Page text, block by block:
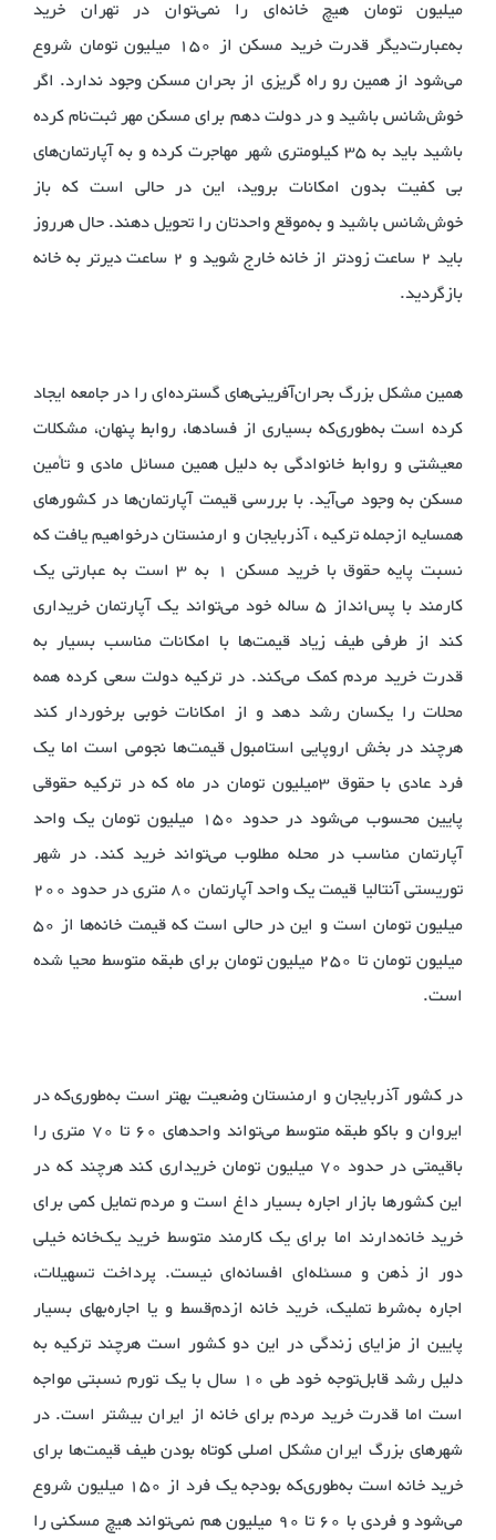
میلیون تومان هیچ خانه‌ای را نمی‌توان در تهران خرید
به‌عبارت‌دیگر قدرت خرید مسکن از 150 میلیون تومان شروع
می‌شود از همین رو راه گریزی از بحران مسکن وجود ندارد. اگر
خوش‌شانس باشید و در دولت دهم برای مسکن مهر ثبت‌نام کرده
باشید باید به 35 کیلومتری شهر مهاجرت کرده و به آپارتمان‌های
بی کفیت بدون امکانات بروید، این در حالی است که باز
خوش‌شانس باشید و به‌موقع واحدتان را تحویل دهند. حال هرروز
باید 2 ساعت زودتر از خانه خارج شوید و 2 ساعت دیرتر به خانه
بازگردید.
همین مشکل بزرگ بحران‌آفرینی‌های گسترده‌ای را در جامعه ایجاد
کرده است به‌طوری‌که بسیاری از فسادها، روابط پنهان، مشکلات
معیشتی و روابط خانوادگی به دلیل همین مسائل مادی و تأمین
مسکن به وجود می‌آید. با بررسی قیمت آپارتمان‌ها در کشورهای
همسایه ازجمله ترکیه ، آذربایجان و ارمنستان درخواهیم یافت که
نسبت پایه حقوق با خرید مسکن 1 به 3 است به عبارتی یک
کارمند با پس‌انداز 5 ساله خود می‌تواند یک آپارتمان خریداری
کند از طرفی طیف زیاد قیمت‌ها با امکانات مناسب بسیار به
قدرت خرید مردم کمک می‌کند. در ترکیه دولت سعی کرده همه
محلات را یکسان رشد دهد و از امکانات خوبی برخوردار کند
هرچند در بخش اروپایی استامبول قیمت‌ها نجومی است اما یک
فرد عادی با حقوق 3میلیون تومان در ماه که در ترکیه حقوقی
پایین محسوب می‌شود در حدود 150 میلیون تومان یک واحد
آپارتمان مناسب در محله مطلوب می‌تواند خرید کند. در شهر
توریستی آنتالیا قیمت یک واحد آپارتمان 80 متری در حدود 200
میلیون تومان است و این در حالی است که قیمت خانه‌ها از 50
میلیون تومان تا 250 میلیون تومان برای طبقه متوسط محیا شده
است.
در کشور آذربایجان و ارمنستان وضعیت بهتر است به‌طوری‌که در
ایروان و باکو طبقه متوسط می‌تواند واحدهای 60 تا 70 متری را
باقیمتی در حدود 70 میلیون تومان خریداری کند هرچند که در
این کشورها بازار اجاره بسیار داغ است و مردم تمایل کمی برای
خرید خانه‌دارند اما برای یک کارمند متوسط خرید یک‌خانه خیلی
دور از ذهن و مسئله‌ای افسانه‌ای نیست. پرداخت تسهیلات،
اجاره به‌شرط تملیک، خرید خانه ازدم‌قسط و یا اجاره‌بهای بسیار
پایین از مزایای زندگی در این دو کشور است هرچند ترکیه به
دلیل رشد قابل‌توجه خود طی 10 سال با یک تورم نسبتی مواجه
است اما قدرت خرید مردم برای خانه از ایران بیشتر است. در
شهرهای بزرگ ایران مشکل اصلی کوتاه بودن طیف قیمت‌ها برای
خرید خانه است به‌طوری‌که بودجه یک فرد از 150 میلیون شروع
می‌شود و فردی با 60 تا 90 میلیون هم نمی‌تواند هیچ مسکنی را